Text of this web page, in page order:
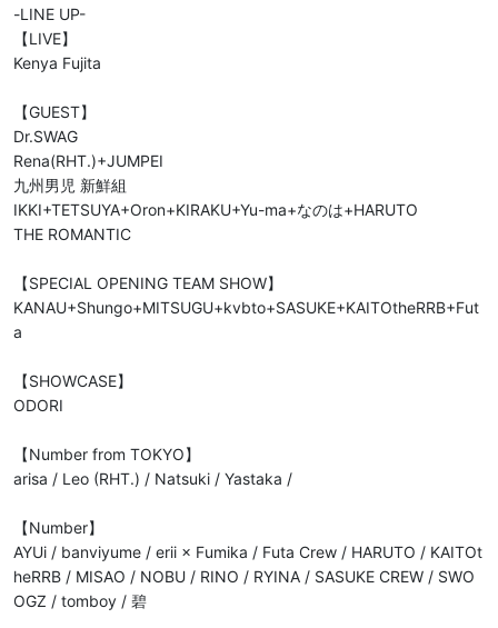
-LINE UP-
【LIVE】
Kenya Fujita
【GUEST】
Dr.SWAG
Rena(RHT.)+JUMPEI
九州男児 新鮮組
IKKI+TETSUYA+Oron+KIRAKU+Yu-ma+なのは+HARUTO
THE ROMANTIC
【SPECIAL OPENING TEAM SHOW】
KANAU+Shungo+MITSUGU+kvbto+SASUKE+KAITOtheRRB+Fut
a
【SHOWCASE】
ODORI
【Number from TOKYO】
arisa / Leo (RHT.) / Natsuki / Yastaka /
【Number】
AYUi / banviyume / erii × Fumika / Futa Crew / HARUTO / KAITOt
heRRB / MISAO / NOBU / RINO / RYINA / SASUKE CREW / SWO
OGZ / tomboy / 碧